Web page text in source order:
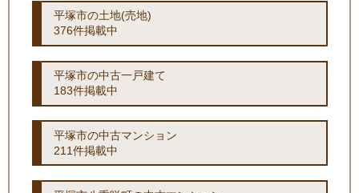
平塚市の土地(売地)
376件掲載中
平塚市の中古一戸建て
183件掲載中
平塚市の中古マンション
211件掲載中